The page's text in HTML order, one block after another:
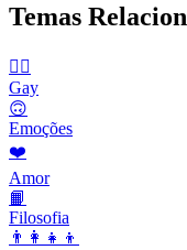
Temas
🏳️‍🌈
Gay
🙃
Emoções
❤️
Amor
📙
Filosofia
👨‍👩‍👧‍👦